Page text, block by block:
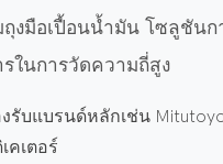
งมือเปื้อนน้ำมัน โซลูชันก
ในการวัดความถี่สูง
รับแบรนด์หลักเช่น
คเตอร์